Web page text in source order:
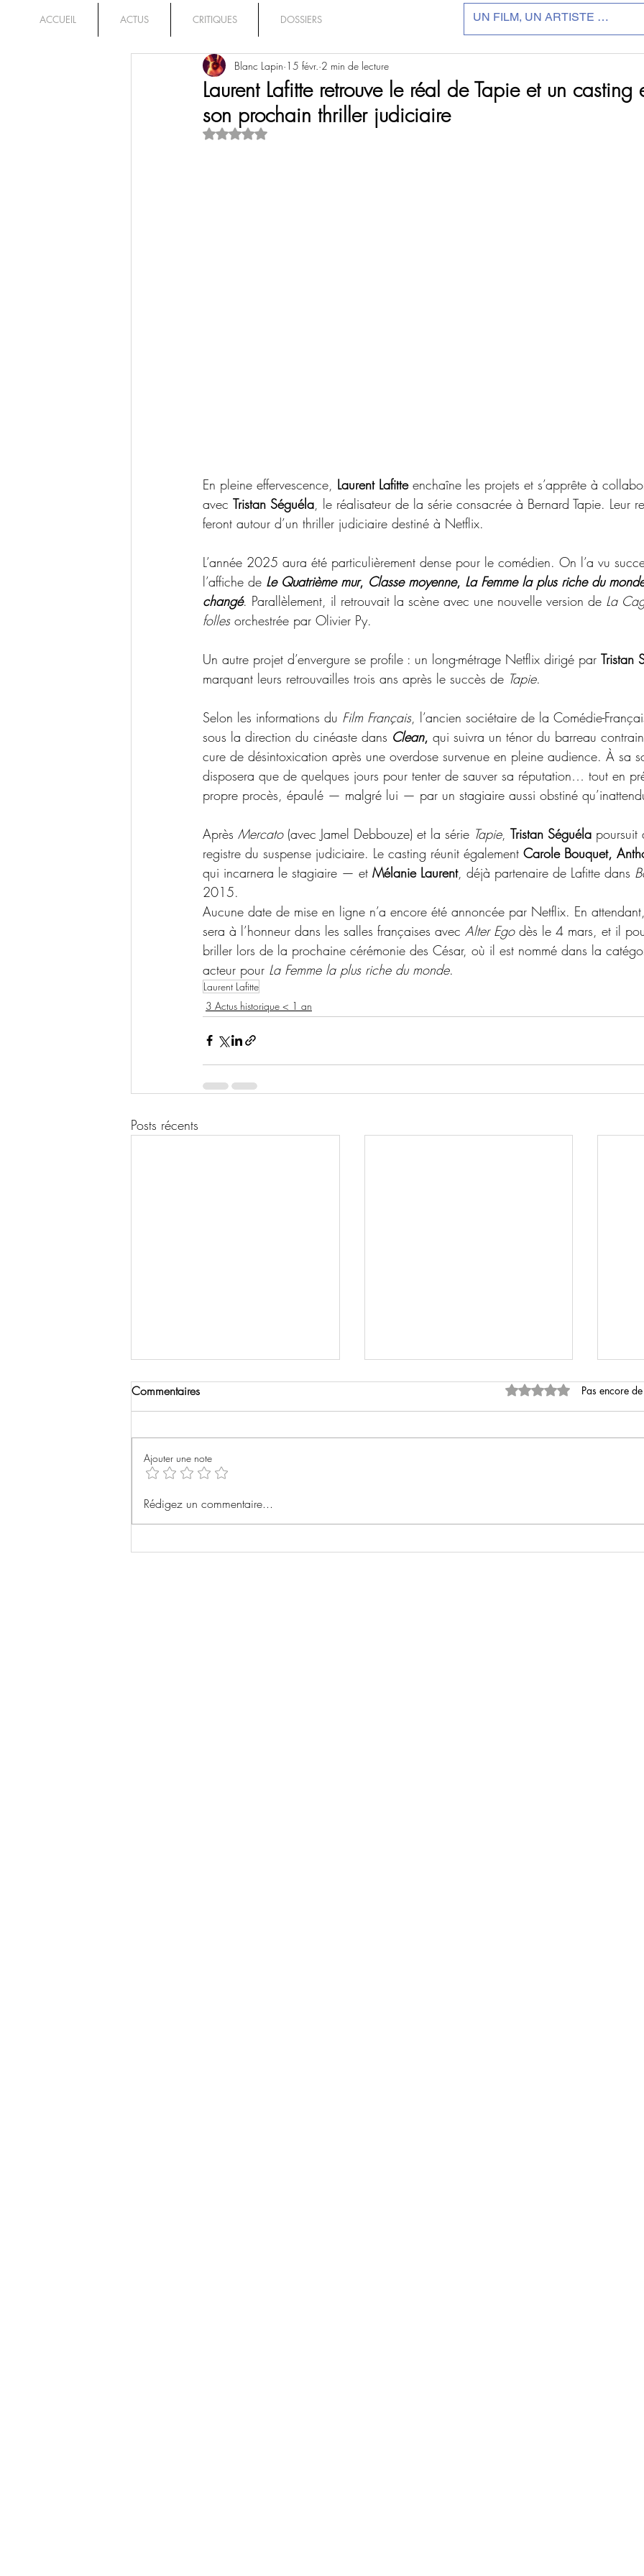
ACCUEIL ACTUS CRITIQUES DOSSIERS
Laurent Lafitte retrouve le réal de Tapie et un casting
son prochain thriller judiciaire
Blanc Lapin 15 févr. 2 min de lecture
Noté NaN étoiles sur 5.
En pleine effervescence, Laurent Lafitte enchaîne les projets et s’apprête à
avec Tristan Séguéla , le réalisateur de la série consacrée à Bernard Tapie. Leur
feront autour d’un thriller judiciaire destiné à Netflix.
L’année 2025 aura été particulièrement dense pour le comédien. On l’a vu
l’affiche de Le Quatrième mur, Classe moyenne, La Femme la plus riche du
changé. Parallèlement, il retrouvait la scène avec une nouvelle version de La
folles orchestrée par Olivier Py.
Un autre projet d’envergure se profile : un long-métrage Netflix dirigé par Tristan
marquant leurs retrouvailles trois ans après le succès de Tapie.
Selon les informations du Film Français, l’ancien sociétaire de la Comédie-
sous la direction du cinéaste dans Clean, qui suivra un ténor du barreau
cure de désintoxication après une overdose survenue en pleine audience. À sa
disposera que de quelques jours pour tenter de sauver sa réputation… tout en
propre procès, épaulé — malgré lui — par un stagiaire aussi obstiné
Après Mercato (avec Jamel Debbouze) et la série Tapie, Tristan Séguéla poursuit
registre du suspense judiciaire. Le casting réunit également Carole Bouquet,
qui incarnera le stagiaire — et Mélanie Laurent, déjà partenaire de Lafitte dans
2015.
Aucune date de mise en ligne n’a encore été annoncée par Netflix. En
sera à l’honneur dans les salles françaises avec Alter Ego dès le 4 mars, et il
briller lors de la prochaine cérémonie des César, où il est nommé dans la
acteur pour La Femme la plus riche du monde.
Laurent Lafitte
3 Actus historique < 1 an
Posts récents
Selena Gomez dans un
Commentaires Noté 0 étoile sur 5.
Pas encore
Ajouter une note
Rédigez un commentaire...